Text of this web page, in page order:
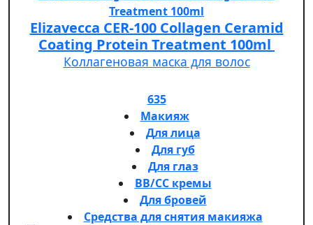
Elizavecca CER-100 Collagen Ceramid
Coating Protein Treatment 100ml
Коллагеновая маска для волос
635
Макияж
Для лица
Для губ
Для глаз
BB/CC кремы
Для бровей
Средства для снятия макияжа